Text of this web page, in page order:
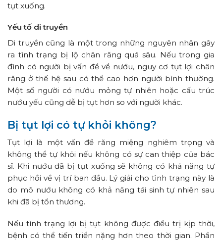
tụt xuống.
Yếu tố di truyền
Di truyền cũng là một trong những nguyên nhân gây
ra tình trạng bị lộ chân răng quá sâu. Nếu trong gia
đình có người bị vấn đề về nướu, nguy cơ tụt lợi chân
răng ở thế hệ sau có thể cao hơn người bình thường.
Một số người có nướu mỏng tự nhiên hoặc cấu trúc
nướu yếu cũng dễ bị tụt hơn so với người khác.
Bị tụt lợi có tự khỏi không?
Tụt lợi là một vấn đề răng miệng nghiêm trọng và
không thể tự khỏi nếu không có sự can thiệp của bác
sĩ. Khi nướu đã bị tụt xuống sẽ không có khả năng tự
phục hồi về vị trí ban đầu. Lý giải cho tình trạng này là
do mô nướu không có khả năng tái sinh tự nhiên sau
khi đã bị tổn thương.
Nếu tình trạng lợi bị tụt không được điều trị kịp thời,
bệnh có thể tiến triển nặng hơn theo thời gian. Phần